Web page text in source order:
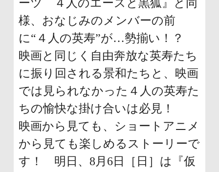
ーツ ４人のエースと黒狐』と同
様、おなじみのメンバーの前
に“４人の英寿”が…勢揃い！？
映画と同じく自由奔放な英寿たち
に振り回される景和たちと、映画
では見られなかった４人の英寿た
ちの愉快な掛け合いは必見！
映画から見ても、ショートアニメ
から見ても楽しめるストーリーで
す！ 明日、8月6日［日］は『仮